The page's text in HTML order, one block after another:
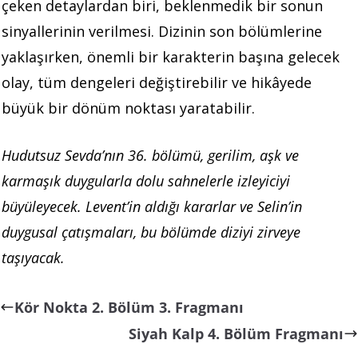
çeken detaylardan biri, beklenmedik bir sonun
sinyallerinin verilmesi. Dizinin son bölümlerine
yaklaşırken, önemli bir karakterin başına gelecek
olay, tüm dengeleri değiştirebilir ve hikâyede
büyük bir dönüm noktası yaratabilir.
Hudutsuz Sevda’nın 36. bölümü, gerilim, aşk ve
karmaşık duygularla dolu sahnelerle izleyiciyi
büyüleyecek. Levent’in aldığı kararlar ve Selin’in
duygusal çatışmaları, bu bölümde diziyi zirveye
taşıyacak.
Kör Nokta 2. Bölüm 3. Fragmanı
Siyah Kalp 4. Bölüm Fragmanı